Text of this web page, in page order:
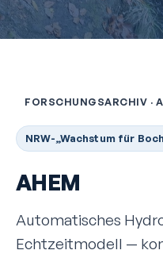
FORSCHUNGSARCHIV ·
NRW-„Wachstum für
AHEM
Automatisches
Echtzeitmodell —